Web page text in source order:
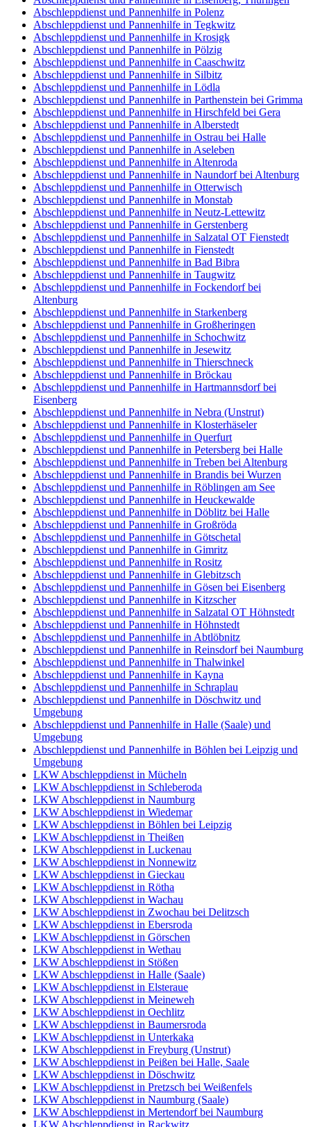
Abschleppdienst und Pannenhilfe in Polenz
Abschleppdienst und Pannenhilfe in Tegkwitz
Abschleppdienst und Pannenhilfe in Krosigk
Abschleppdienst und Pannenhilfe in Pölzig
Abschleppdienst und Pannenhilfe in Caaschwitz
Abschleppdienst und Pannenhilfe in Silbitz
Abschleppdienst und Pannenhilfe in Lödla
Abschleppdienst und Pannenhilfe in Parthenstein bei Grimma
Abschleppdienst und Pannenhilfe in Hirschfeld bei Gera
Abschleppdienst und Pannenhilfe in Alberstedt
Abschleppdienst und Pannenhilfe in Ostrau bei Halle
Abschleppdienst und Pannenhilfe in Aseleben
Abschleppdienst und Pannenhilfe in Altenroda
Abschleppdienst und Pannenhilfe in Naundorf bei Altenburg
Abschleppdienst und Pannenhilfe in Otterwisch
Abschleppdienst und Pannenhilfe in Monstab
Abschleppdienst und Pannenhilfe in Neutz-Lettewitz
Abschleppdienst und Pannenhilfe in Gerstenberg
Abschleppdienst und Pannenhilfe in Salzatal OT Fienstedt
Abschleppdienst und Pannenhilfe in Fienstedt
Abschleppdienst und Pannenhilfe in Bad Bibra
Abschleppdienst und Pannenhilfe in Taugwitz
Abschleppdienst und Pannenhilfe in Fockendorf bei
Altenburg
Abschleppdienst und Pannenhilfe in Starkenberg
Abschleppdienst und Pannenhilfe in Großheringen
Abschleppdienst und Pannenhilfe in Schochwitz
Abschleppdienst und Pannenhilfe in Jesewitz
Abschleppdienst und Pannenhilfe in Thierschneck
Abschleppdienst und Pannenhilfe in Bröckau
Abschleppdienst und Pannenhilfe in Hartmannsdorf bei
Eisenberg
Abschleppdienst und Pannenhilfe in Nebra (Unstrut)
Abschleppdienst und Pannenhilfe in Klosterhäseler
Abschleppdienst und Pannenhilfe in Querfurt
Abschleppdienst und Pannenhilfe in Petersberg bei Halle
Abschleppdienst und Pannenhilfe in Treben bei Altenburg
Abschleppdienst und Pannenhilfe in Brandis bei Wurzen
Abschleppdienst und Pannenhilfe in Röblingen am See
Abschleppdienst und Pannenhilfe in Heuckewalde
Abschleppdienst und Pannenhilfe in Döblitz bei Halle
Abschleppdienst und Pannenhilfe in Großröda
Abschleppdienst und Pannenhilfe in Götschetal
Abschleppdienst und Pannenhilfe in Gimritz
Abschleppdienst und Pannenhilfe in Rositz
Abschleppdienst und Pannenhilfe in Glebitzsch
Abschleppdienst und Pannenhilfe in Gösen bei Eisenberg
Abschleppdienst und Pannenhilfe in Kitzscher
Abschleppdienst und Pannenhilfe in Salzatal OT Höhnstedt
Abschleppdienst und Pannenhilfe in Höhnstedt
Abschleppdienst und Pannenhilfe in Abtlöbnitz
Abschleppdienst und Pannenhilfe in Reinsdorf bei Naumburg
Abschleppdienst und Pannenhilfe in Thalwinkel
Abschleppdienst und Pannenhilfe in Kayna
Abschleppdienst und Pannenhilfe in Schraplau
Abschleppdienst und Pannenhilfe in Döschwitz und
Umgebung
Abschleppdienst und Pannenhilfe in Halle (Saale) und
Umgebung
Abschleppdienst und Pannenhilfe in Böhlen bei Leipzig und
Umgebung
LKW Abschleppdienst in Mücheln
LKW Abschleppdienst in Schleberoda
LKW Abschleppdienst in Naumburg
LKW Abschleppdienst in Wiedemar
LKW Abschleppdienst in Böhlen bei Leipzig
LKW Abschleppdienst in Theißen
LKW Abschleppdienst in Luckenau
LKW Abschleppdienst in Nonnewitz
LKW Abschleppdienst in Gieckau
LKW Abschleppdienst in Rötha
LKW Abschleppdienst in Wachau
LKW Abschleppdienst in Zwochau bei Delitzsch
LKW Abschleppdienst in Ebersroda
LKW Abschleppdienst in Görschen
LKW Abschleppdienst in Wethau
LKW Abschleppdienst in Stößen
LKW Abschleppdienst in Halle (Saale)
LKW Abschleppdienst in Elsteraue
LKW Abschleppdienst in Meineweh
LKW Abschleppdienst in Oechlitz
LKW Abschleppdienst in Baumersroda
LKW Abschleppdienst in Unterkaka
LKW Abschleppdienst in Freyburg (Unstrut)
LKW Abschleppdienst in Peißen bei Halle, Saale
LKW Abschleppdienst in Döschwitz
LKW Abschleppdienst in Pretzsch bei Weißenfels
LKW Abschleppdienst in Naumburg (Saale)
LKW Abschleppdienst in Mertendorf bei Naumburg